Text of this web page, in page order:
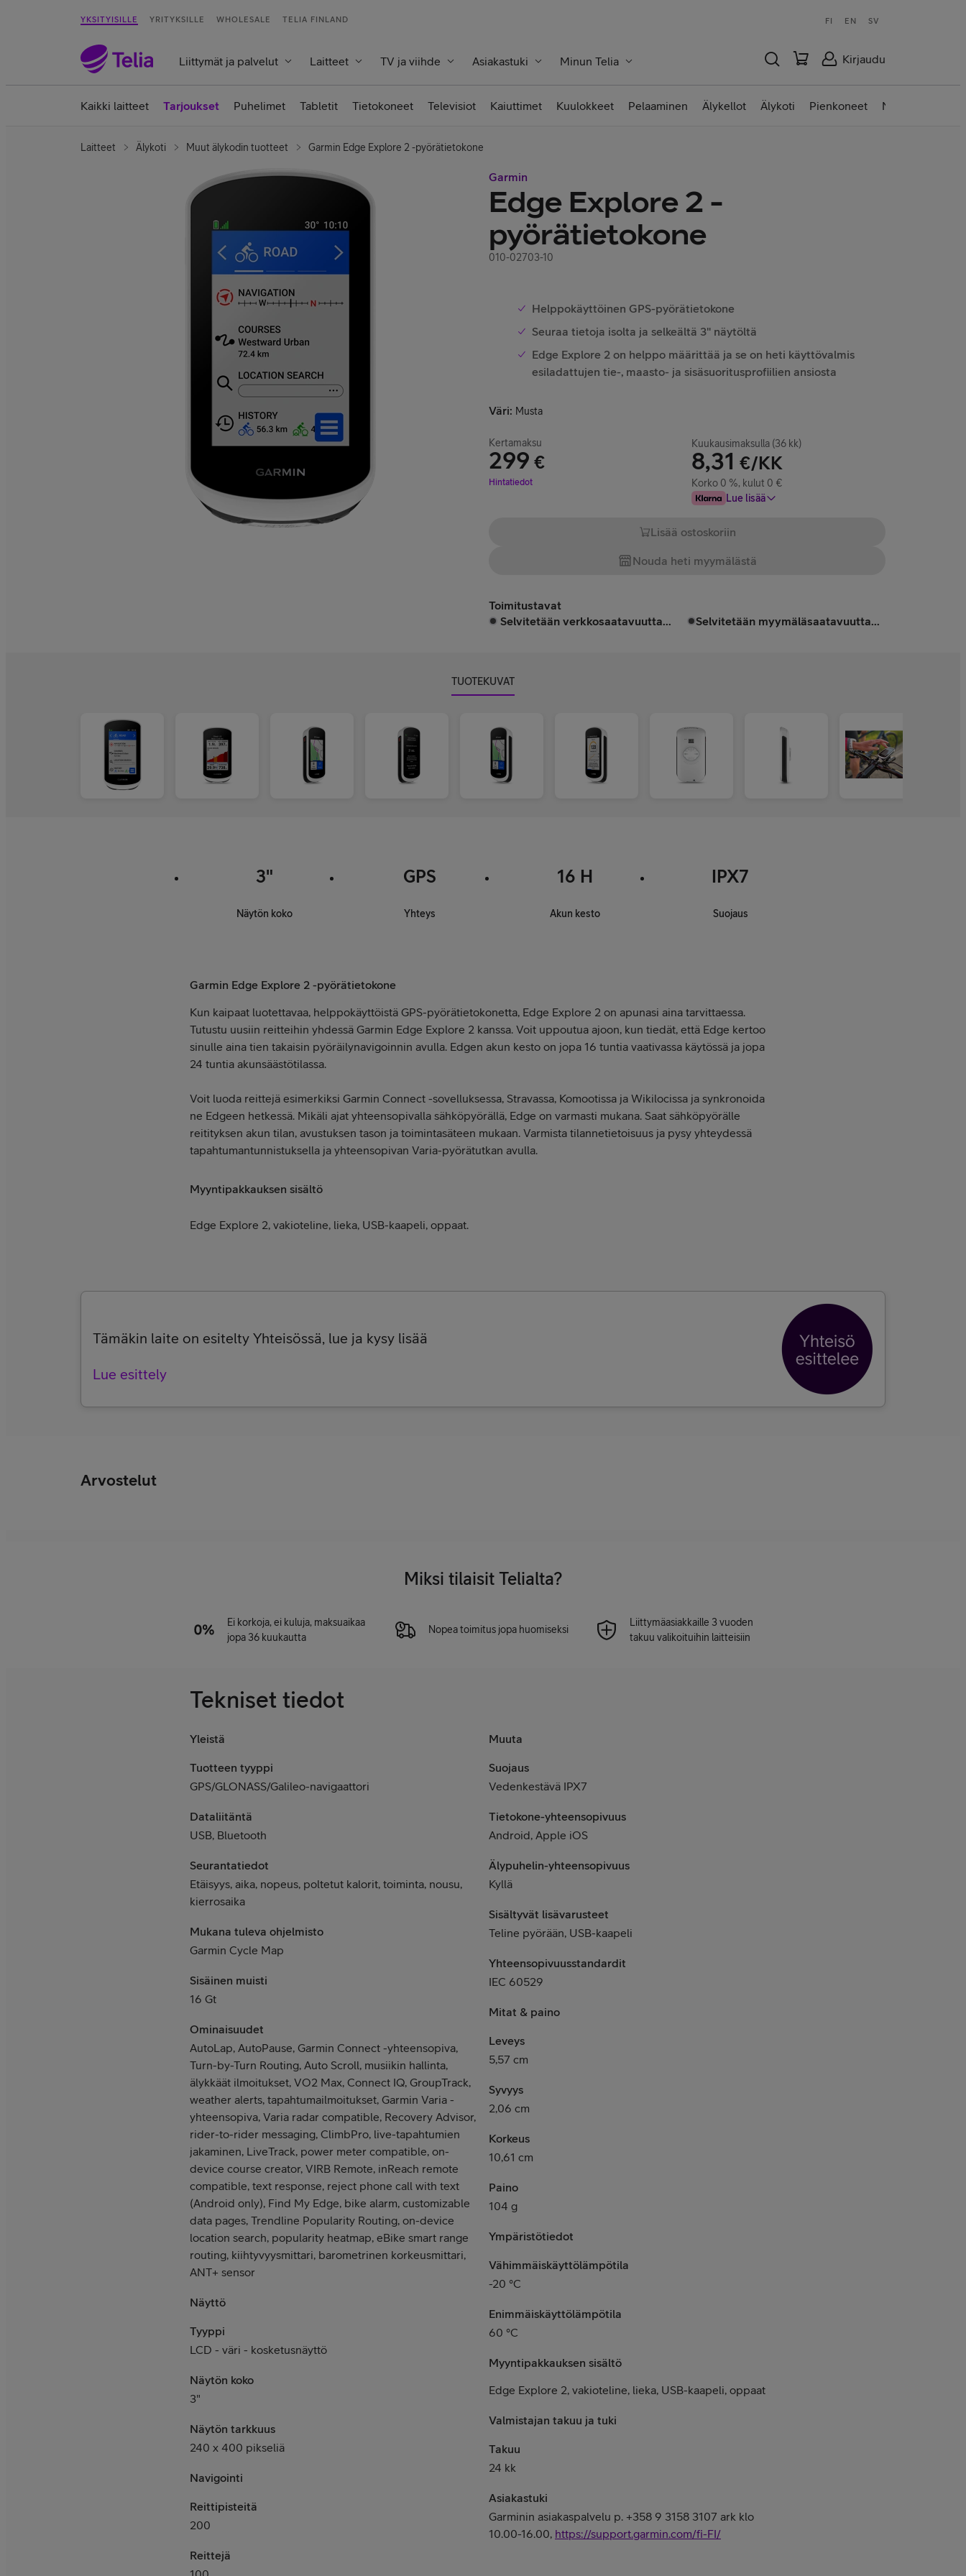
YKSITYISILLE YRITYKSILLE WHOLESALE TELIA FINLAND FI EN SV
Liittymät ja palvelut Laitteet TV ja viihde Asiakastuki Minun Telia Kirjaudu
Kaikki laitteet Tarjoukset Puhelimet Tabletit Tietokoneet Televisiot Kaiuttimet Kuulokkeet Pelaaminen Älykellot Älykoti Pienkoneet Nettilaitteet
Laitteet Älykoti Muut älykodin tuotteet Garmin Edge Explore 2 -pyörätietokone
Garmin
Edge Explore 2 -
pyörätietokone
010-02703-10
Helppokäyttöinen GPS-pyörätietokone
Seuraa tietoja isolta ja selkeältä 3" näytöltä
Edge Explore 2 on helppo määrittää ja se on heti käyttövalmis
esiladattujen tie-, maasto- ja sisäsuoritusprofiilien ansiosta
Väri: Musta
Kertamaksu
299 €
Hinta 299 €
Hintatiedot
Kuukausimaksulla (36 kk)
8,31 €/KK
Korko 0 %, kulut 0 €
Lue lisää
Lisää ostoskoriin
Nouda heti myymälästä
Toimitustavat
Selvitetään verkkosaatavuutta...
Selvitetään myymäläsaatavuutta...
TUOTEKUVAT
3"
Näytön koko
GPS
Yhteys
16 H
Akun kesto
IPX7
Suojaus
Garmin Edge Explore 2 -pyörätietokone
Kun kaipaat luotettavaa, helppokäyttöistä GPS-pyörätietokonetta, Edge Explore 2 on apunasi aina tarvittaessa.
Tutustu uusiin reitteihin yhdessä Garmin Edge Explore 2 kanssa. Voit uppoutua ajoon, kun tiedät, että Edge kertoo
sinulle aina tien takaisin pyöräilynavigoinnin avulla. Edgen akun kesto on jopa 16 tuntia vaativassa käytössä ja jopa
24 tuntia akunsäästötilassa.
Voit luoda reittejä esimerkiksi Garmin Connect -sovelluksessa, Stravassa, Komootissa ja Wikilocissa ja synkronoida
ne Edgeen hetkessä. Mikäli ajat yhteensopivalla sähköpyörällä, Edge on varmasti mukana. Saat sähköpyörälle
reitityksen akun tilan, avustuksen tason ja toimintasäteen mukaan. Varmista tilannetietoisuus ja pysy yhteydessä
tapahtumantunnistuksella ja yhteensopivan Varia-pyörätutkan avulla.
Myyntipakkauksen sisältö
Edge Explore 2, vakioteline, lieka, USB-kaapeli, oppaat.
Tämäkin laite on esitelty Yhteisössä, lue ja kysy lisää
Lue esittely
Arvostelut
Miksi tilaisit Telialta?
Ei korkoja, ei kuluja, maksuaikaa
jopa 36 kuukautta
Nopea toimitus jopa huomiseksi
Liittymäasiakkaille 3 vuoden
takuu valikoituihin laitteisiin
Tekniset tiedot
Yleistä
Tuotteen tyyppi
GPS/GLONASS/Galileo-navigaattori
Dataliitäntä
USB, Bluetooth
Seurantatiedot
Etäisyys, aika, nopeus, poltetut kalorit, toiminta, nousu,
kierrosaika
Mukana tuleva ohjelmisto
Garmin Cycle Map
Sisäinen muisti
16 Gt
Ominaisuudet
AutoLap, AutoPause, Garmin Connect -yhteensopiva,
Turn-by-Turn Routing, Auto Scroll, musiikin hallinta,
älykkäät ilmoitukset, VO2 Max, Connect IQ, GroupTrack,
weather alerts, tapahtumailmoitukset, Garmin Varia -
yhteensopiva, Varia radar compatible, Recovery Advisor,
rider-to-rider messaging, ClimbPro, live-tapahtumien
jakaminen, LiveTrack, power meter compatible, on-
device course creator, VIRB Remote, inReach remote
compatible, text response, reject phone call with text
(Android only), Find My Edge, bike alarm, customizable
data pages, Trendline Popularity Routing, on-device
location search, popularity heatmap, eBike smart range
routing, kiihtyvyysmittari, barometrinen korkeusmittari,
ANT+ sensor
Näyttö
Tyyppi
LCD - väri - kosketusnäyttö
Näytön koko
3"
Näytön tarkkuus
240 x 400 pikseliä
Navigointi
Reittipisteitä
200
Reittejä
Muuta
Suojaus
Vedenkestävä IPX7
Tietokone-yhteensopivuus
Android, Apple iOS
Älypuhelin-yhteensopivuus
Kyllä
Sisältyvät lisävarusteet
Teline pyörään, USB-kaapeli
Yhteensopivuusstandardit
IEC 60529
Mitat & paino
Leveys
5,57 cm
Syvyys
2,06 cm
Korkeus
10,61 cm
Paino
104 g
Ympäristötiedot
Vähimmäiskäyttölämpötila
-20 °C
Enimmäiskäyttölämpötila
60 °C
Myyntipakkauksen sisältö
Edge Explore 2, vakioteline, lieka, USB-kaapeli, oppaat
Valmistajan takuu ja tuki
Takuu
24 kk
Asiakastuki
Garminin asiakaspalvelu p. +358 9 3158 3107 ark klo
10.00-16.00, https://support.garmin.com/fi-FI/